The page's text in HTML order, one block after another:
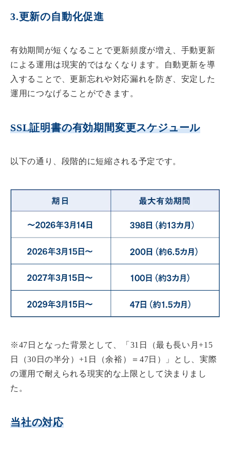
3.更新の自動化促進
有効期間が短くなることで更新頻度が増え、手動更新
による運用は現実的ではなくなります。自動更新を導
入することで、更新忘れや対応漏れを防ぎ、安定した
運用につなげることができます。
SSL証明書の有効期間変更スケジュール
以下の通り、段階的に短縮される予定です。
※47日となった背景として、「31日（最も長い月+15
日（30日の半分）+1日（余裕）＝47日）」とし、実際
の運用で耐えられる現実的な上限として決まりまし
た。
当社の対応